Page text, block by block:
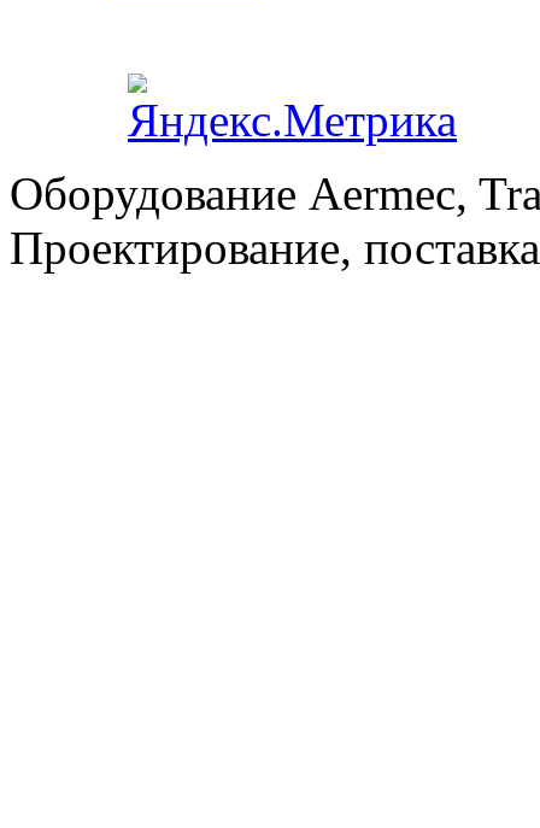
Оборудование Aermec,
Проектирование,